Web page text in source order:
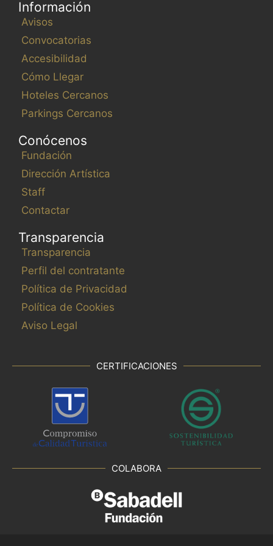
Información
Avisos
Convocatorias
Accesibilidad
Cómo Llegar
Hoteles Cercanos
Parkings Cercanos
Conócenos
Fundación
Dirección Artística
Staff
Contactar
Transparencia
Transparencia
Perfil del contratante
Política de Privacidad
Política de Cookies
Aviso Legal
CERTIFICACIONES
COLABORA